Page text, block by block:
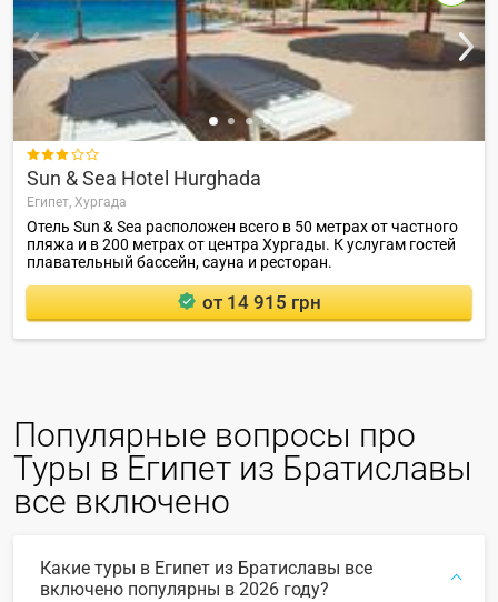

Sun & Sea Hotel Hurghada
Египет, Хургада
Отель Sun & Sea расположен всего в 50 метрах от частного
пляжа и в 200 метрах от центра Хургады. К услугам гостей
плавательный бассейн, сауна и ресторан.
от 14 915 грн
Популярные вопросы про
Туры в Египет из Братиславы
все включено
Какие туры в Египет из Братиславы все
включено популярны в 2026 году?